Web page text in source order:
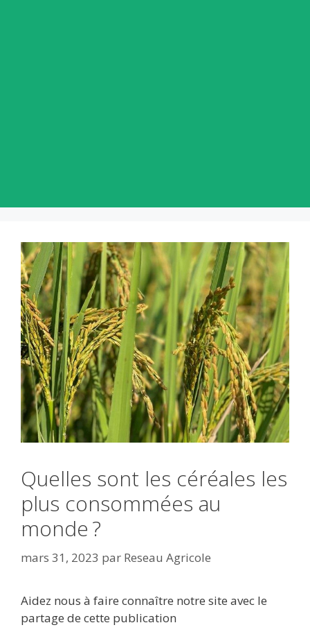
Quelles sont les céréales les
plus consommées au
monde ?
mars 31, 2023 par Reseau Agricole
Aidez nous à faire connaître notre site avec le
partage de cette publication